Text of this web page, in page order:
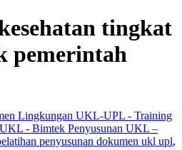
tingkat
pemerintah
Lingkungan UKL-UPL - Training
- Bimtek Penyusunan UKL –
penyusunan dokumen ukl upl,